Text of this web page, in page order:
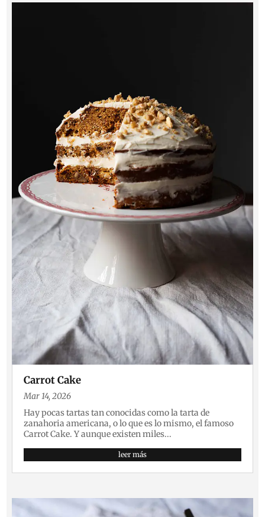
Carrot Cake
Mar 14, 2026
Hay pocas tartas tan conocidas como la tarta de
zanahoria americana, o lo que es lo mismo, el famoso
Carrot Cake. Y aunque existen miles...
leer más